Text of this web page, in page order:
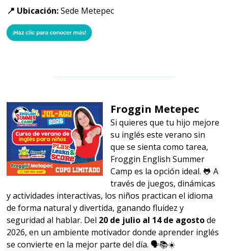
📍 Ubicación:Sede Metepec
Froggin Metepec
Si quieres que tu hijo mejore
su inglés este verano sin
que se sienta como tarea,
Froggin English Summer
Camp es la opción ideal. 🐸 A
través de juegos, dinámicas
y actividades interactivas, los niños practican el idioma
de forma natural y divertida, ganando fluidez y
seguridad al hablar. Del 20 de julio al 14 de agostode
2026, en un ambiente motivador donde aprender inglés
se convierte en la mejor parte del día. 🗣️📚☀️